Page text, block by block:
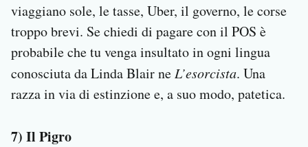
viaggiano sole, le tasse, Uber, il governo, le corse
troppo brevi. Se chiedi di pagare con il POS è
probabile che tu venga insultato in ogni lingua
conosciuta da Linda Blair ne L’esorcista. Una
razza in via di estinzione e, a suo modo, patetica.
7) Il Pigro